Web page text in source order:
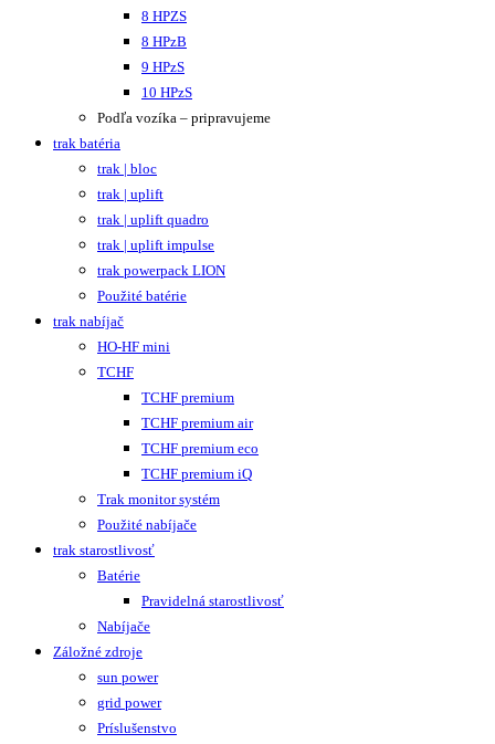
8 HPZS
8 HPzB
9 HPzS
10 HPzS
Podľa vozíka – pripravujeme
trak batéria
trak | bloc
trak | uplift
trak | uplift quadro
trak | uplift impulse
trak powerpack LION
Použité batérie
trak nabíjač
HO-HF mini
TCHF
TCHF premium
TCHF premium air
TCHF premium eco
TCHF premium iQ
Trak monitor systém
Použité nabíjače
trak starostlivosť
Batérie
Pravidelná starostlivosť
Nabíjače
Záložné zdroje
sun power
grid power
Príslušenstvo